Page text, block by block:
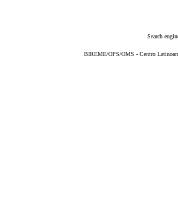
Search
BIREME/OPS/OMS - Centro